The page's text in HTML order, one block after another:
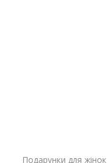
Подарунки для жінок